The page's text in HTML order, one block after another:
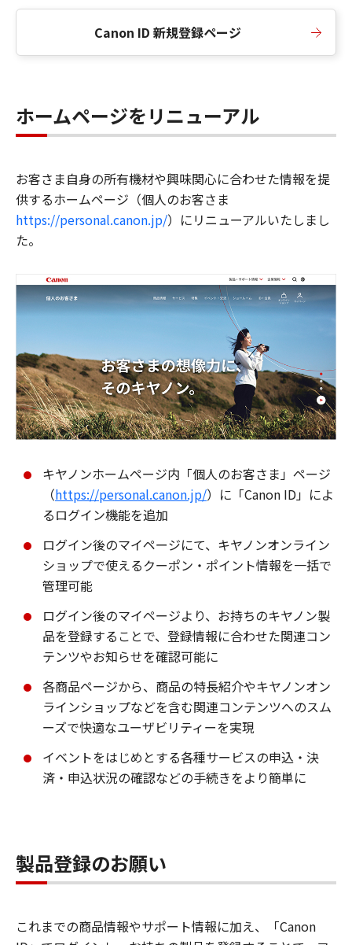
Canon ID 新規登録ページ
ホームページをリニューアル
お客さま自身の所有機材や興味関心に合わせた情報を提
供するホームページ（個人のお客さま
https://personal.canon.jp/）にリニューアルいたしまし
た。
キヤノンホームページ内「個人のお客さま」ページ
（https://personal.canon.jp/）に「Canon ID」によ
るログイン機能を追加
ログイン後のマイページにて、キヤノンオンライン
ショップで使えるクーポン・ポイント情報を一括で
管理可能
ログイン後のマイページより、お持ちのキヤノン製
品を登録することで、登録情報に合わせた関連コン
テンツやお知らせを確認可能に
各商品ページから、商品の特長紹介やキヤノンオン
ラインショップなどを含む関連コンテンツへのスム
ーズで快適なユーザビリティーを実現
イベントをはじめとする各種サービスの申込・決
済・申込状況の確認などの手続きをより簡単に
製品登録のお願い
これまでの商品情報やサポート情報に加え、「Canon